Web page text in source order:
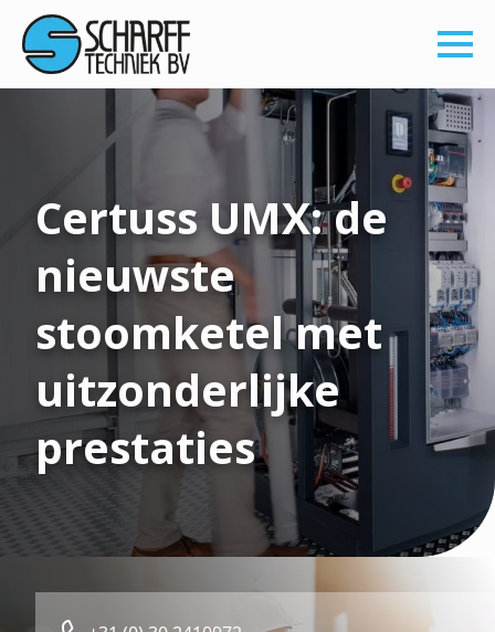
Certuss UMX: de
nieuwste
stoomketel met
uitzonderlijke
prestaties